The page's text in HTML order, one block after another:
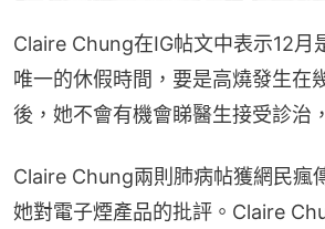
Claire Chung在IG帖文中表示12月
唯一的休假時間，要是高燒發生在
後，她不會有機會睇醫生接受診治
Claire Chung兩則肺病帖獲網民瘋
她對電子煙產品的批評。Claire